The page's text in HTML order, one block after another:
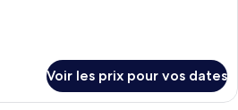
Voir les prix pour vos dates